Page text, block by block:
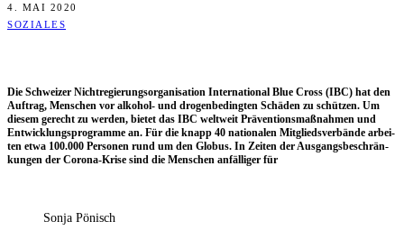
4. MAI 2020
SOZIALES
Die Schwei­zer Nicht­re­gie­rungs­or­ga­ni­sa­ti­on Inter­na­tio­nal Blue Cross (IBC) hat den
Auf­trag, Men­schen vor alko­hol- und dro­gen­be­ding­ten Schä­den zu schüt­zen. Um
die­sem gerecht zu wer­den, bie­tet das IBC welt­weit Prä­ven­ti­ons­maß­nah­men und
Ent­wick­lungs­pro­gram­me an. Für die knapp 40 natio­na­len Mit­glieds­ver­bän­de arbei­
ten etwa 100.000 Per­so­nen rund um den Glo­bus. In Zei­ten der Aus­gangs­be­schrän­
kun­gen der Coro­na-Kri­se sind die Men­schen anfäl­li­ger für
Son­ja Pönisch